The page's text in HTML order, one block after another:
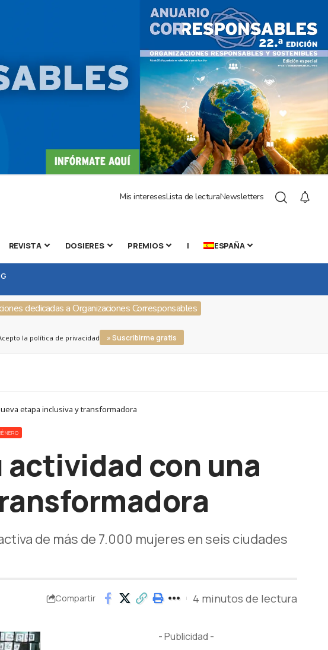
Mis interesesLista de lecturaNewsletters
REVISTA DOSIERES PREMIOS | ESPAÑA
dedicadas a Organizaciones Corresponsables
la política de privacidad » Suscribirme gratis
etapa inclusiva y transformadora
actividad con una
de más de 7.000 mujeres en seis ciudades
Compartir 4 minutos de lectura
- Publicidad -